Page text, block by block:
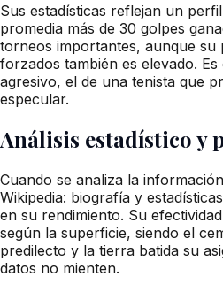
Sus estadísticas reflejan un
promedia más de 30 golpes
torneos importantes, aunque
forzados también es elevado.
agresivo, el de una tenista que
especular.
Análisis estadístico y
Cuando se analiza la
Wikipedia: biografía y
en su rendimiento. Su
según la superficie, siendo el
predilecto y la tierra batida su
datos no mienten.